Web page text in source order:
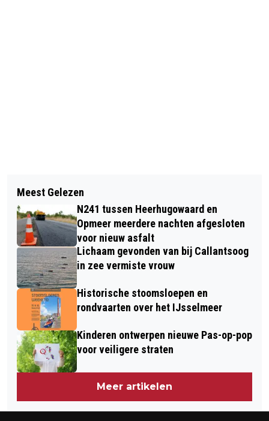
JONG WIELERTALENT KRIJGT MET
RABO DIKKE BANDEN RACE EIGEN
PODIUM TIJDENS OLYMPIA’S TOUR IN
ALKMAAR
ONDERZOEKSLAB OP 30 METER
HOOGTE: DIGITALISEREN VOOR DE
TOEKOMST
Meest Gelezen
N241 tussen Heerhugowaard en
Opmeer meerdere nachten afgesloten
voor nieuw asfalt
Lichaam gevonden van bij Callantsoog
in zee vermiste vrouw
Historische stoomsloepen en
rondvaarten over het IJsselmeer
Kinderen ontwerpen nieuwe Pas-op-pop
voor veiligere straten
Meer artikelen